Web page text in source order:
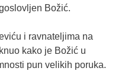
Božić.
i ravnateljima na
kako je Božić u
pun velikih poruka.